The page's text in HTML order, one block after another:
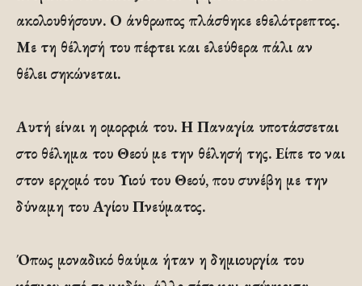
ακολουθήσουν. Ο άνθρωπος πλάσθηκε εθελότρεπτος.
Με τη θέλησή του πέφτει και ελεύθερα πάλι αν
θέλει σηκώνεται.
Αυτή είναι η ομορφιά του. Η Παναγία υποτάσσεται
στο θέλημα του Θεού με την θέλησή της. Είπε το ναι
στον ερχομό του Υιού του Θεού, που συνέβη με την
δύναμη του Αγίου Πνεύματος.
Όπως μοναδικό θαύμα ήταν η δημιουργία του